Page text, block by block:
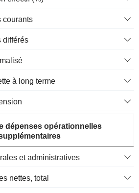
courants
différés
à long terme
dépenses opérationnelles
et administratives
nettes, total